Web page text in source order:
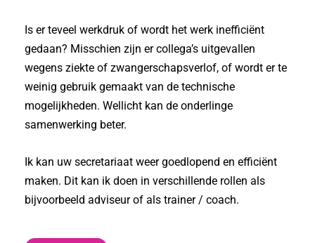
Is er teveel werkdruk of wordt het werk inefficiënt
gedaan? Misschien zijn er collega’s uitgevallen
wegens ziekte of zwangerschapsverlof, of wordt er te
weinig gebruik gemaakt van de technische
mogelijkheden. Wellicht kan de onderlinge
samenwerking beter.
Ik kan uw secretariaat weer goedlopend en efficiënt
maken. Dit kan ik doen in verschillende rollen als
bijvoorbeeld adviseur of als trainer / coach.